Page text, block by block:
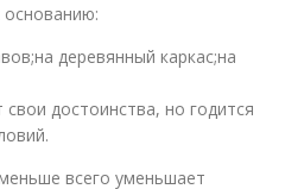
основанию:
деревянный каркас;на
достоинства, но годится
всего уменьшает